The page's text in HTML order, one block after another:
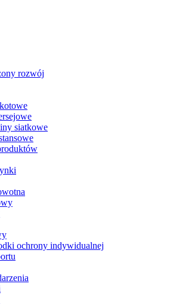
rozwój
siatkowe
ochrony indywidualnej